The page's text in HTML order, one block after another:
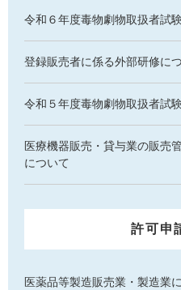
令和６年度毒物劇物取扱者試
登録販売者に係る外部研修に
令和５年度毒物劇物取扱者試
医療機器販売・貸与業の販売
について
許可申
医薬品等製造販売業・製造業